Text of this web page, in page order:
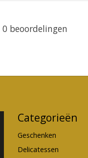
0 beoordelingen
Categorieën
Geschenken
Delicatessen